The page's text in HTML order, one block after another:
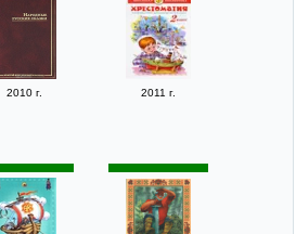
2010 г. 2011 г.